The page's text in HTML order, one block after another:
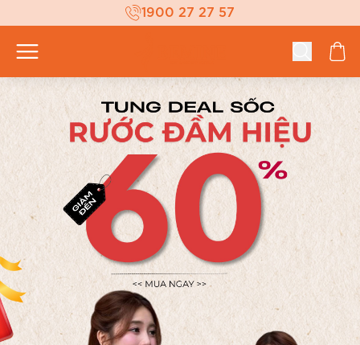
1900 27 27 57